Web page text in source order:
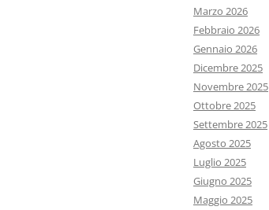
Marzo 2026
Febbraio 2026
Gennaio 2026
Dicembre 2025
Novembre 2025
Ottobre 2025
Settembre 2025
Agosto 2025
Luglio 2025
Giugno 2025
Maggio 2025